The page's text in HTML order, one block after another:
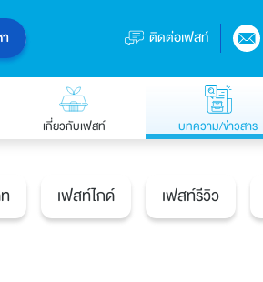
ติดต่อเฟสท์
เกี่ยวกับเฟสท์ บทความ/ข่าวสาร
เฟสท์ไกด์ เฟสท์รีวิว